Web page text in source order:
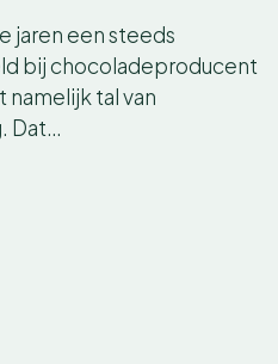
jaren een steeds
bij chocoladeproducent
tal van
Dat…